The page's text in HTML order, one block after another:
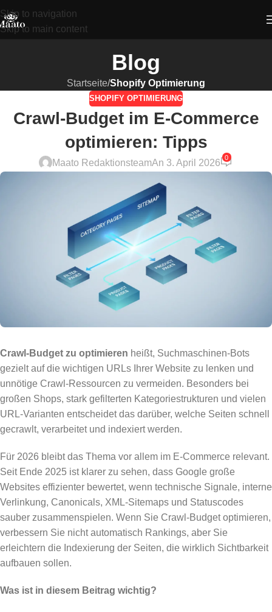
Skip to navigation
Skip to main content
Blog
Startseite/Shopify Optimierung
SHOPIFY OPTIMIERUNG
Crawl-Budget im E-Commerce
optimieren: Tipps
Maato RedaktionsteamAn 3. April 2026
0
Crawl-Budget zu optimieren heißt, Suchmaschinen-Bots
gezielt auf die wichtigen URLs Ihrer Website zu lenken und
unnötige Crawl-Ressourcen zu vermeiden. Besonders bei
großen Shops, stark gefilterten Kategoriestrukturen und vielen
URL-Varianten entscheidet das darüber, welche Seiten schnell
gecrawlt, verarbeitet und indexiert werden.
Für 2026 bleibt das Thema vor allem im E-Commerce relevant.
Seit Ende 2025 ist klarer zu sehen, dass Google große
Websites effizienter bewertet, wenn technische Signale, interne
Verlinkung, Canonicals, XML-Sitemaps und Statuscodes
sauber zusammenspielen. Wenn Sie Crawl-Budget optimieren,
verbessern Sie nicht automatisch Rankings, aber Sie
erleichtern die Indexierung der Seiten, die wirklich Sichtbarkeit
aufbauen sollen.
Was ist in diesem Beitrag wichtig?